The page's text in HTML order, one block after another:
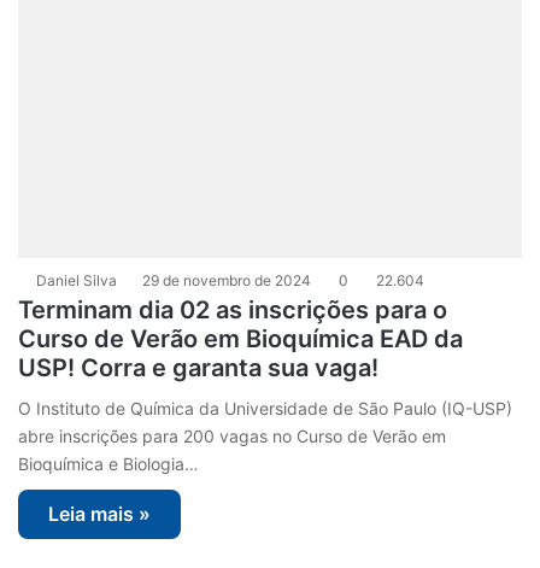
Daniel Silva 29 de novembro de 2024 0 22.604
Terminam dia 02 as inscrições para o
Curso de Verão em Bioquímica EAD da
USP! Corra e garanta sua vaga!
O Instituto de Química da Universidade de São Paulo (IQ-USP)
abre inscrições para 200 vagas no Curso de Verão em
Bioquímica e Biologia…
Leia mais »